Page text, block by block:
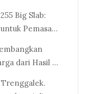
Big Slab:
Pemasa...
dari Hasil ...